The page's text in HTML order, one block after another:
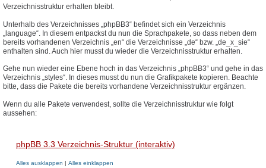
Verzeichnisstruktur erhalten bleibt.
Unterhalb des Verzeichnisses „phpBB3“ befindet sich ein Verzeichnis
„language“. In diesem entpackst du nun die Sprachpakete, so dass neben dem
bereits vorhandenen Verzeichnis „en“ die Verzeichnisse „de“ bzw. „de_x_sie“
enthalten sind. Auch hier musst du wieder die Verzeichnisstruktur erhalten.
Gehe nun wieder eine Ebene hoch in das Verzeichnis „phpBB3“ und gehe in das
Verzeichnis „styles“. In dieses musst du nun die Grafikpakete kopieren. Beachte
bitte, dass die Pakete die bereits vorhandene Verzeichnisstruktur ergänzen.
Wenn du alle Pakete verwendest, sollte die Verzeichnisstruktur wie folgt
aussehen:
phpBB 3.3 Verzeichnis-Struktur (interaktiv)
Alles ausklappen | Alles einklappen